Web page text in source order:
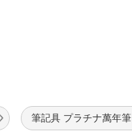
筆記具 プラチナ萬年筆